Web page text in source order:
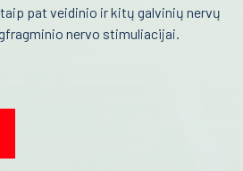
maišytuvai
pat veidinio ir kitų galvinių nervų
nervo stimuliacijai.